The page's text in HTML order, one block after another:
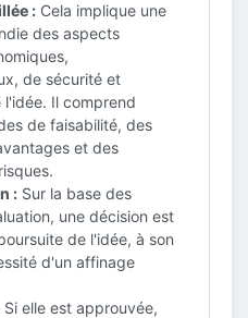
: Cela implique une
des aspects
de sécurité et
Il comprend
de faisabilité, des
et des
: Sur la base des
une décision est
de l'idée, à son
d'un affinage
Si elle est approuvée,